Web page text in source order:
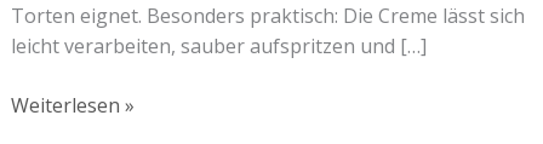
Torten eignet. Besonders praktisch: Die Creme lässt sich
leicht verarbeiten, sauber aufspritzen und […]
Weiterlesen »